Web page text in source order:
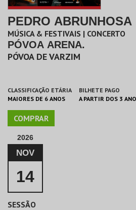
PEDRO ABRUNHOSA
MÚSICA & FESTIVAIS | CONCERTO
PÓVOA ARENA.
PÓVOA DE VARZIM
CLASSIFICAÇÃO ETÁRIA
MAIORES DE 6 ANOS
BILHETE PAGO
A PARTIR DOS 3
COMPRAR
2026
NOV
14
SESSÃO